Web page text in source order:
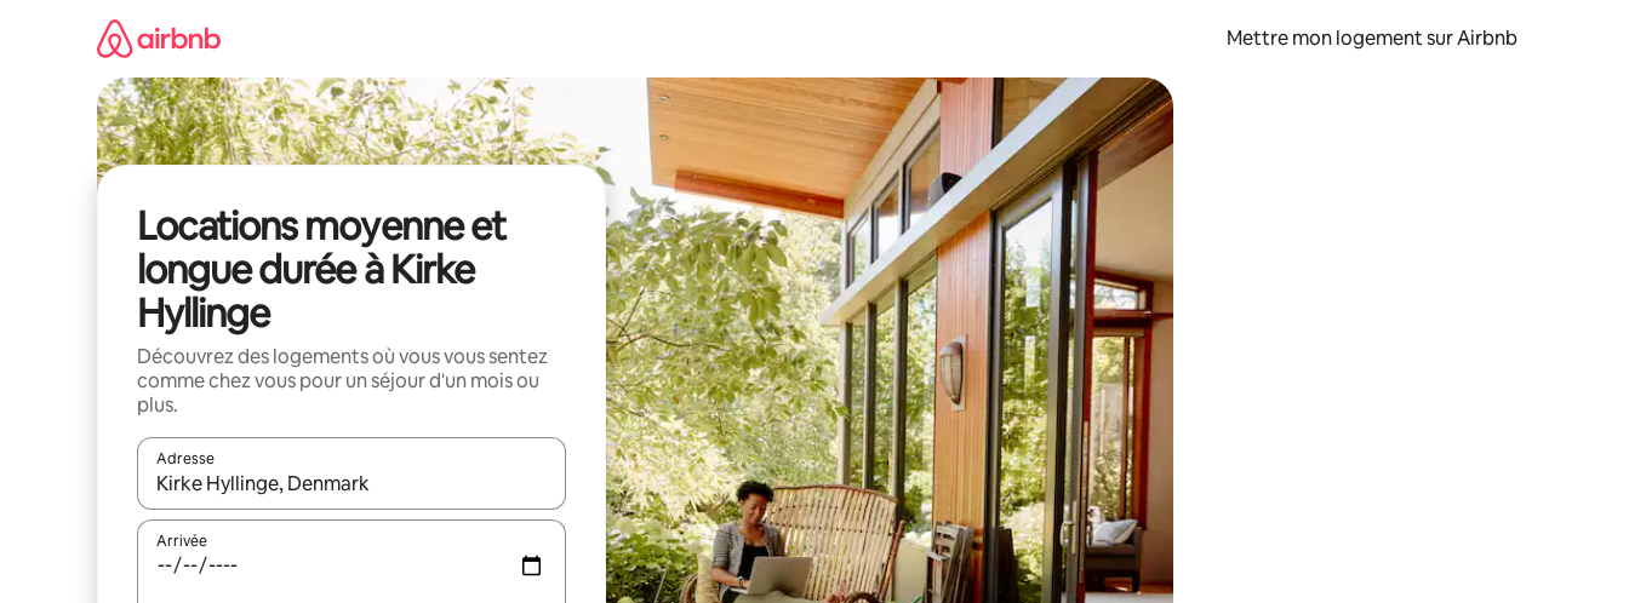
Mettre mon logement sur Airbnb
Locations moyenne et
longue durée à Kirke
Hyllinge
Découvrez des logements où vous vous sentez
comme chez vous pour un séjour d'un mois ou
plus.
Adresse
Lorsque les résultats s'affichent, utilisez les flèches vers le haut et vers le bas pour les parcourir ou en appuyant et en faisant glisser.
Arrivée